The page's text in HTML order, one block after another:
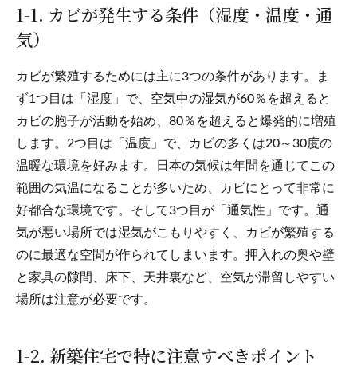
1-1. カビが発生する条件（湿度・温度・通
気）
カビが繁殖するためには主に3つの条件があります。ま
ず1つ目は「湿度」で、空気中の湿気が60％を超えると
カビの胞子が活動を始め、80％を超えると爆発的に増殖
します。2つ目は「温度」で、カビの多くは20～30度の
温暖な環境を好みます。日本の気候は年間を通じてこの
範囲の気温になることが多いため、カビにとって非常に
好都合な環境です。そして3つ目が「通気性」です。通
気が悪い場所では湿気がこもりやすく、カビが繁殖する
のに最適な空間が作られてしまいます。押入れの奥や壁
と家具の隙間、床下、天井裏など、空気が滞留しやすい
場所は注意が必要です。
1-2. 新築住宅で特に注意すべきポイント